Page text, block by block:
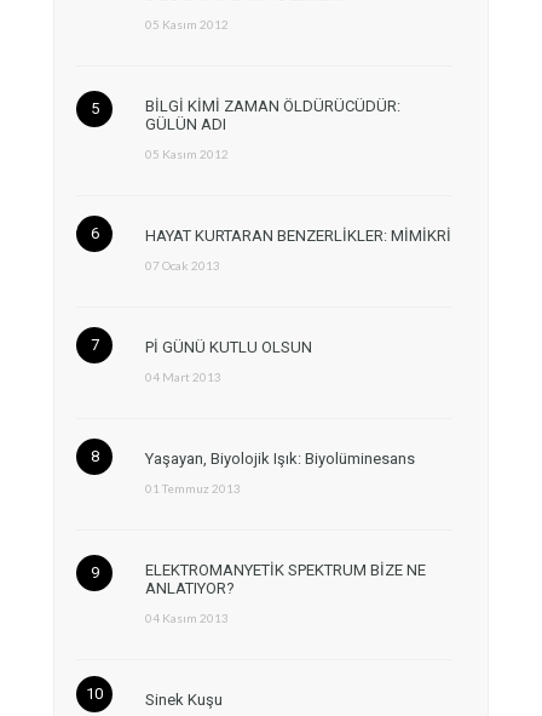
05 Kasım 2012
BİLGİ KİMİ ZAMAN ÖLDÜRÜCÜDÜR:
GÜLÜN ADI
05 Kasım 2012
HAYAT KURTARAN BENZERLİKLER: MİMİKRİ
07 Ocak 2013
Pİ GÜNÜ KUTLU OLSUN
04 Mart 2013
Yaşayan, Biyolojik Işık: Biyolüminesans
01 Temmuz 2013
ELEKTROMANYETİK SPEKTRUM BİZE NE
ANLATIYOR?
04 Kasım 2013
Sinek Kuşu